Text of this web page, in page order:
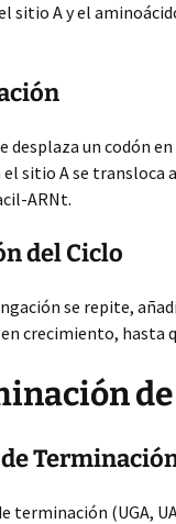
sitio A y el
desplaza un codón
el sitio A se transloca
ARNt.
del Ciclo
se repite,
crecimiento, hasta
terminación (UGA,